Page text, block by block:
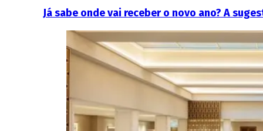
Já sabe onde vai receber o novo ano? A